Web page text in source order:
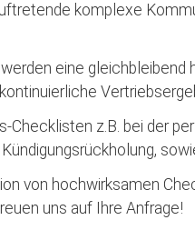
komplexe
eine gleichbleibend
Checklisten z.B. bei der
von hochwirksamen
uns auf Ihre Anfrage!